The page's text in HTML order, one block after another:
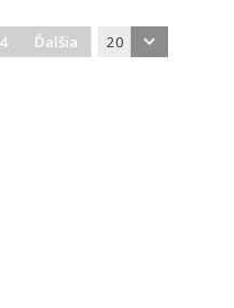
4 Ďalšia 20